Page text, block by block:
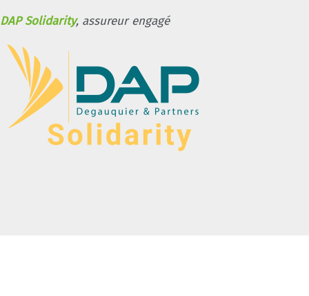
DAP Solidarity, assureur engagé